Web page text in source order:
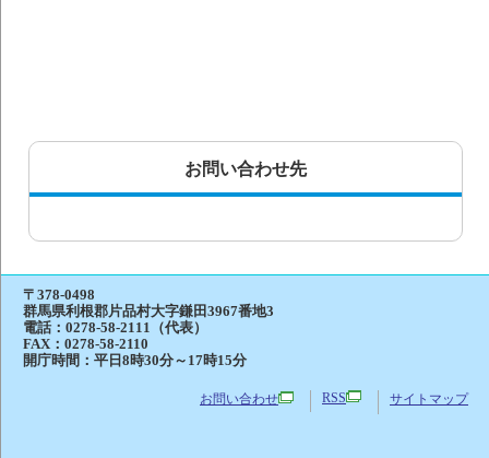
お問い合わせ先
〒378-0498
群馬県利根郡片品村大字鎌田3967番地3
電話： 0278-58-2111（代表）
FAX：0278-58-2110
開庁時間：平日8時30分～17時15分
お問い合わせ RSS サイトマップ